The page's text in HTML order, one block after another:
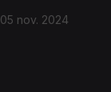
05 nov. 2024